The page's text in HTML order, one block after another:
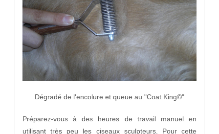
Dégradé de l'encolure et queue au "Coat King©"
Préparez-vous à des heures de travail manuel en
utilisant très peu les ciseaux sculpteurs. Pour cette